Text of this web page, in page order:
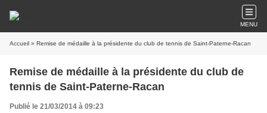
MENU
Accueil » Remise de médaille à la présidente du club de tennis de Saint-Paterne-Racan
Remise de médaille à la présidente du club de
tennis de Saint-Paterne-Racan
Publié le 21/03/2014 à 09:23